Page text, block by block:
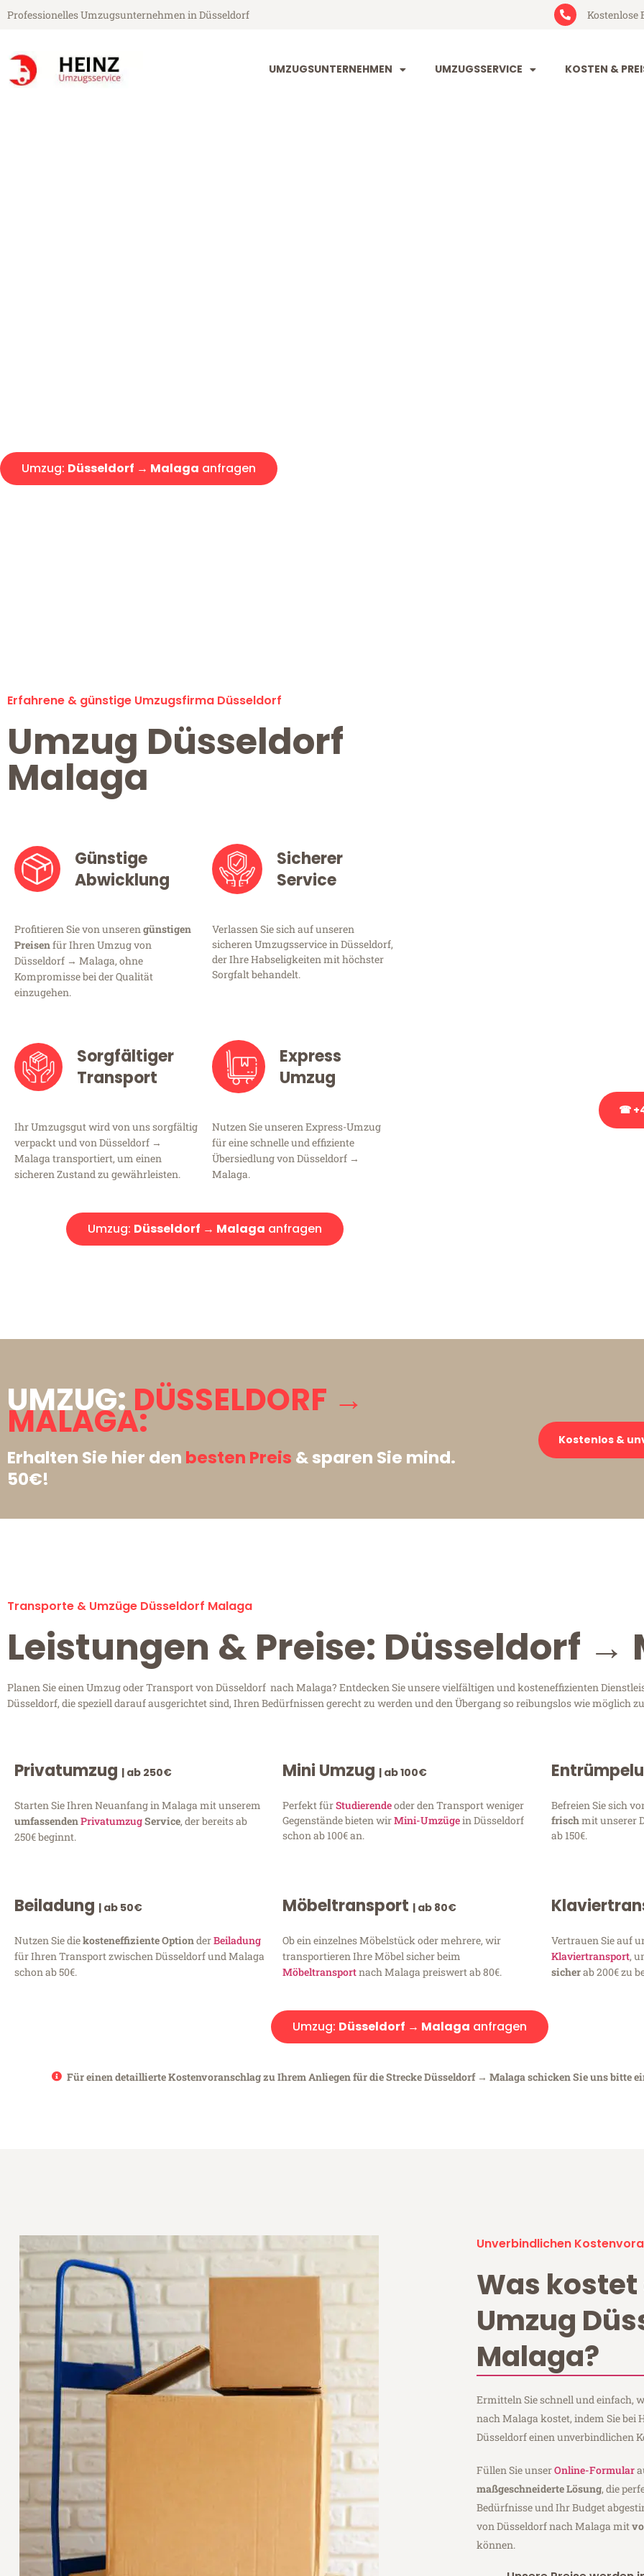
Professionelles Umzugsunternehmen in Düsseldorf Kostenlose
UMZUGSUNTERNEHMEN UMZUGSSERVICE KOSTEN &
Umzug: Düsseldorf → Malaga anfragen
Erfahrene & günstige Umzugsfirma Düsseldorf
Umzug Düsseldorf
Malaga
Günstige
Abwicklung
Profitieren Sie von unserengünstigen
Preisenfür Ihren Umzug von
Düsseldorf → Malaga, ohne
Kompromisse bei der Qualität
einzugehen.
Sicherer
Service
Verlassen Sie sich auf unseren
sicheren Umzugsservice in Düsseldorf,
der Ihre Habseligkeiten mit höchster
Sorgfalt behandelt.
Sorgfältiger
Transport
Ihr Umzugsgut wird von uns sorgfältig
verpackt und von Düsseldorf →
Malaga transportiert, um einen
sicheren Zustand zu gewährleisten.
Express
Umzug
Nutzen Sie unseren Express-Umzug
für eine schnelle und effiziente
Übersiedlung von Düsseldorf →
Malaga.
Umzug: Düsseldorf → Malaga anfragen
☎
UMZUG:DÜSSELDORF →
MALAGA:
Erhalten Sie hier den besten Preis & sparen Sie mind.
50€!
Kostenlos &
Transporte & Umzüge Düsseldorf Malaga
Leistungen & Preise: Düsseldorf →
Planen Sie einen Umzug oder Transport von Düsseldorf nach Malaga? Entdecken Sie unsere vielfältigen und kosteneffizienten
Düsseldorf, die speziell darauf ausgerichtet sind, Ihren Bedürfnissen gerecht zu werden und den Übergang so reibungslos wie möglich
Privatumzug | ab 250€
Starten Sie Ihren Neuanfang in Malaga mit unserem
umfassendenPrivatumzugService, der bereits ab
250€ beginnt.
Mini Umzug | ab 100€
Perfekt fürStudierendeoder den Transport weniger
Gegenstände bieten wirMini-Umzügein Düsseldorf
schon ab 100€ an.
Befreien Sie sich
frischmit unserer
ab 150€.
Beiladung | ab 50€
Nutzen Sie diekosteneffiziente OptionderBeiladung
für Ihren Transport zwischen Düsseldorf und Malaga
schon ab 50€.
Möbeltransport | ab 80€
Ob ein einzelnes Möbelstück oder mehrere, wir
transportieren Ihre Möbel sicher beim
Möbeltransportnach Malaga preiswert ab 80€.
Vertrauen Sie auf
Klaviertransport,
sicherab 200€ zu
Umzug: Düsseldorf → Malaga anfragen
Für einen detaillierte Kostenvoranschlag zu Ihrem Anliegen für die Strecke Düsseldorf → Malaga schicken Sie uns bitte
Unverbindlichen
Was kostet
Umzug
Malaga?
Ermitteln Sie schnell und einfach,
nach Malaga kostet, indem Sie bei
Düsseldorf einen unverbindlichen
Füllen Sie unserOnline-Formular
maßgeschneiderte Lösung, die
Bedürfnisse und Ihr Budget
von Düsseldorf nach Malaga mit
können.